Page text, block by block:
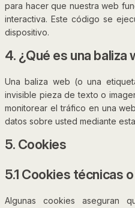
para hacer que nuestra web
interactiva. Este código se
dispositivo.
4. ¿Qué es una baliza
Una baliza web (o una
invisible pieza de texto o
monitorear el tráfico en una
datos sobre usted mediante
5. Cookies
5.1 Cookies técnicas
Algunas cookies aseguran